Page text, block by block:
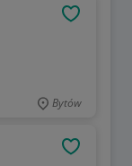
Bytów